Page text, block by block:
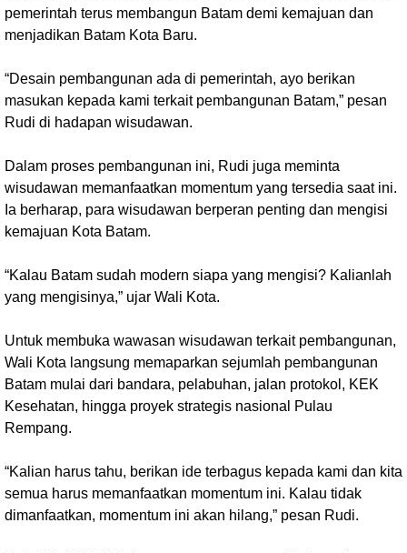
pemerintah terus membangun Batam demi kemajuan dan
menjadikan Batam Kota Baru.
“Desain pembangunan ada di pemerintah, ayo berikan
masukan kepada kami terkait pembangunan Batam,” pesan
Rudi di hadapan wisudawan.
Dalam proses pembangunan ini, Rudi juga meminta
wisudawan memanfaatkan momentum yang tersedia saat ini.
Ia berharap, para wisudawan berperan penting dan mengisi
kemajuan Kota Batam.
“Kalau Batam sudah modern siapa yang mengisi? Kalianlah
yang mengisinya,” ujar Wali Kota.
Untuk membuka wawasan wisudawan terkait pembangunan,
Wali Kota langsung memaparkan sejumlah pembangunan
Batam mulai dari bandara, pelabuhan, jalan protokol, KEK
Kesehatan, hingga proyek strategis nasional Pulau
Rempang.
“Kalian harus tahu, berikan ide terbagus kepada kami dan kita
semua harus memanfaatkan momentum ini. Kalau tidak
dimanfaatkan, momentum ini akan hilang,” pesan Rudi.